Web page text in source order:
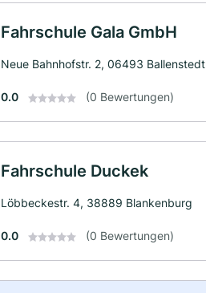
Fahrschule Gala GmbH
Neue Bahnhofstr. 2, 06493 Ballenstedt
0.0 (0 Bewertungen)
Fahrschule Duckek
Löbbeckestr. 4, 38889 Blankenburg
0.0 (0 Bewertungen)